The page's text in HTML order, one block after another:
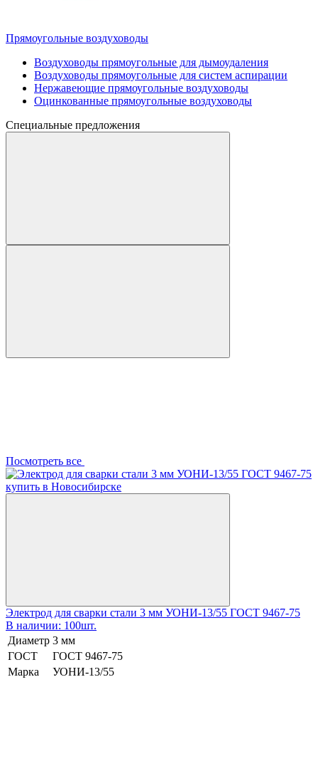
Прямоугольные воздуховоды
Воздуховоды прямоугольные для дымоудаления
Воздуховоды прямоугольные для систем аспирации
Нержавеющие прямоугольные воздуховоды
Оцинкованные прямоугольные воздуховоды
Специальные предложения
Посмотреть все
Электрод для сварки стали 3 мм УОНИ-13/55 ГОСТ 9467-75
В наличии: 100шт.
Диаметр 3 мм
ГОСТ
ГОСТ 9467-75
Марка
УОНИ-13/55